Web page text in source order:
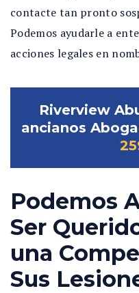
contacte tan pronto
Podemos ayudarle a
acciones legales en
Riverview
ancianos
Podemos
Ser
una
Sus